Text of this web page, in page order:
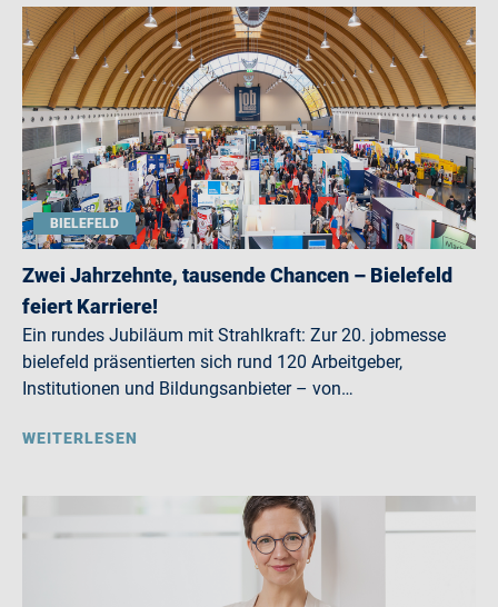
BIELEFELD
Zwei Jahrzehnte, tausende Chancen – Bielefeld
feiert Karriere!
Ein rundes Jubiläum mit Strahlkraft: Zur 20. jobmesse
bielefeld präsentierten sich rund 120 Arbeitgeber,
Institutionen und Bildungsanbieter – von…
WEITERLESEN